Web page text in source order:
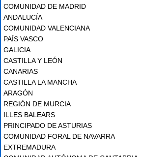
COMUNIDAD DE MADRID
ANDALUCÍA
COMUNIDAD VALENCIANA
PAÍS VASCO
GALICIA
CASTILLA Y LEÓN
CANARIAS
CASTILLA LA MANCHA
ARAGÓN
REGIÓN DE MURCIA
ILLES BALEARS
PRINCIPADO DE ASTURIAS
COMUNIDAD FORAL DE NAVARRA
EXTREMADURA